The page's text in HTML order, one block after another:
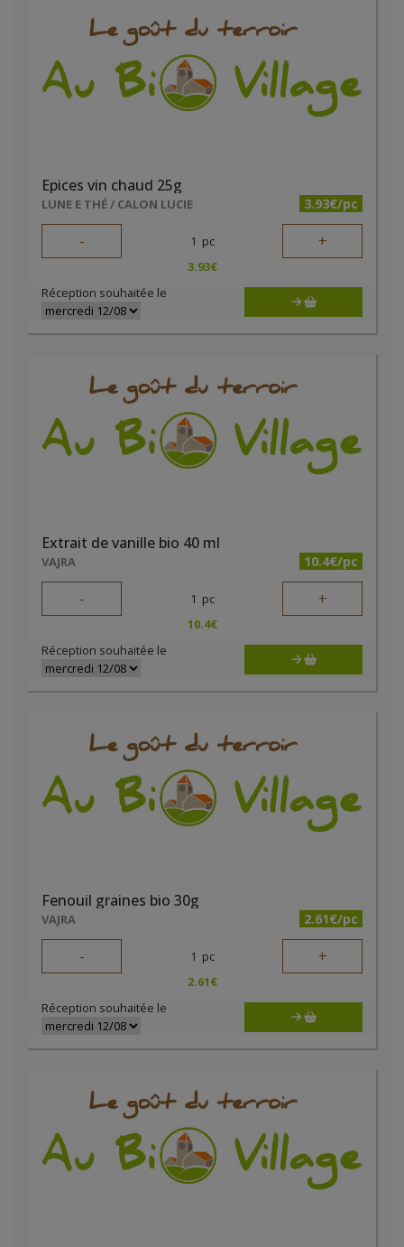
Epices vin chaud 25g
LUNE E THÉ / CALON LUCIE 3.93€/pc
- 1 pc +
3.93€
Réception souhaitée le
Extrait de vanille bio 40 ml
VAJRA 10.4€/pc
- 1 pc +
10.4€
Réception souhaitée le
Fenouil graines bio 30g
VAJRA 2.61€/pc
- 1 pc +
2.61€
Réception souhaitée le